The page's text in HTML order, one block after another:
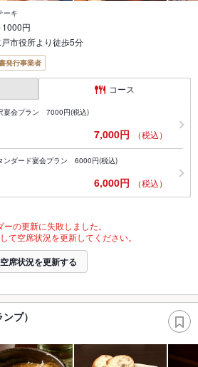
ーキ
円
市役所より徒歩5分
発行事業者
コース
宴会プラン 7000円(税込)
7,000円 （税込）
ンダード宴会プラン 6000円(税込)
6,000円 （税込）
ーの更新に失敗しました。
て空席状況を更新してください。
空席状況を更新する
プ）